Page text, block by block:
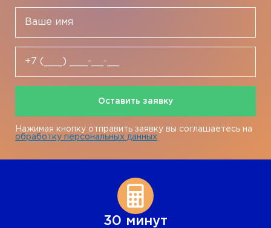
Оставить заявку
Нажимая кнопку отправить заявку вы соглашаетесь на
обработку персональных данных
30 минут